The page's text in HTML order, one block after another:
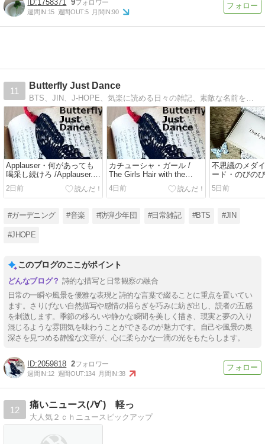
1758371 9
週間IN:15 週間OUT:5 月間IN:90
11
Butterfly Just Dance
Applauser・何があっても
喝采し続けろ /Applauser.
Applause must Goes on /
Sergeant Code Street / I
want to be what you saw in
2日前
カチューシャ・ガール /
The Girls Hair with the
Flower Ornament. /
Sergeant Code Street
4日前
不思議のメダ
ード・のびの
Mysterious
Beautiful
Relaxed Sutra
me
5日前
#ガーデニング #音楽 #防弾少年団 #日常雑記 #BTS #JIN
#JHOPE
このブログのここがポイント
詩的な描写と日常観察の融合
日常の一瞬や風景を優雅な表現と詩的な言葉で綴ることに重点を置いてい
ます。さりげない自然描写や感情の揺らぎを巧みに紡ぎ出し、読者の五感
を刺激します。季節の移ろいや静かな瞬間を美しく描き、現実と夢の入り
混じるような雰囲気を味わうことができるのが魅力です。自己や風景の奥
深さを見つめる静謐な文章が、心に柔らかな一滴の光をもたらします。
2059818 2
週間IN:12 週間OUT:134 月間IN:38
12
痛いニュース(ﾉ∀`) 軽っ
大人気２ｃｈニュースピックアップ